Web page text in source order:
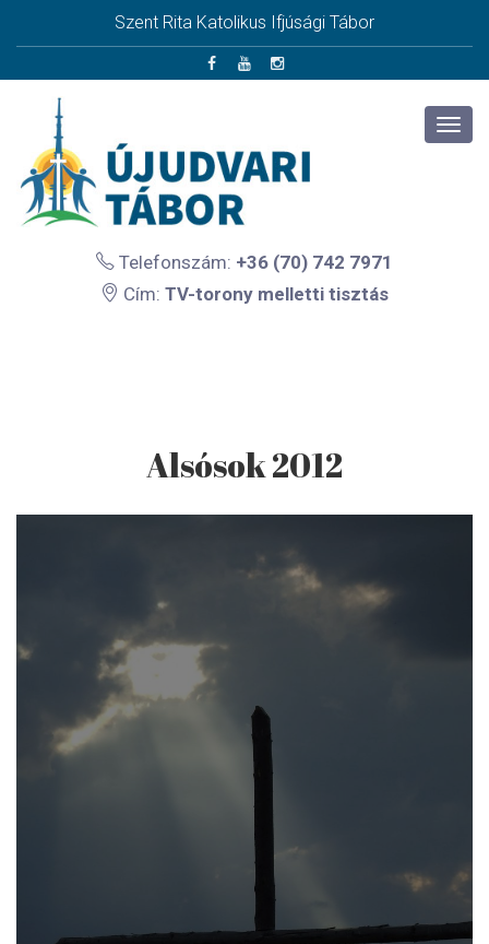
Szent Rita Katolikus Ifjúsági Tábor
Telefonszám: +36 (70) 742 7971
Cím: TV-torony melletti tisztás
Alsósok 2012